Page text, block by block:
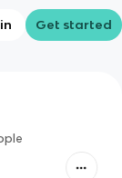
Get started